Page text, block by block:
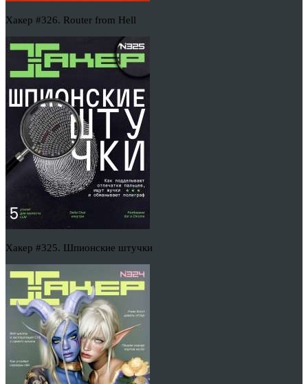
Хакер #326. Router from Hell
Хакер #325. Шпионские штучки